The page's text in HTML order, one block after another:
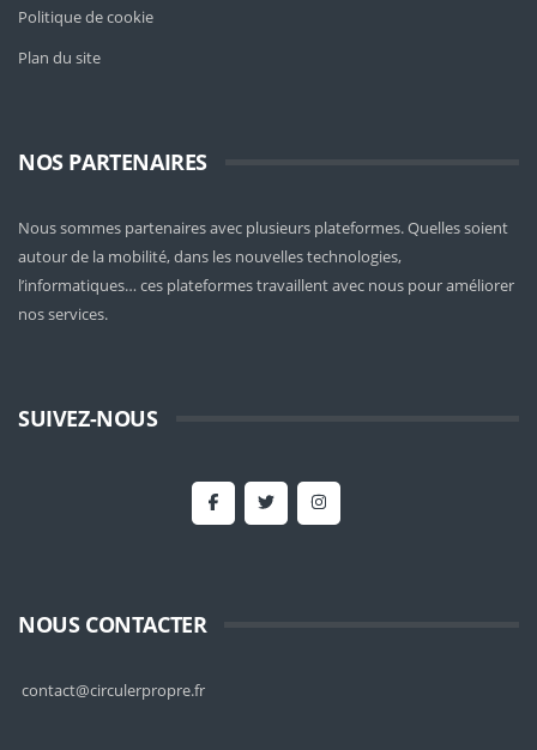
Politique de cookie
Plan du site
NOS PARTENAIRES
Nous sommes partenaires avec plusieurs plateformes. Quelles soient
autour de la mobilité, dans les nouvelles technologies,
l’informatiques… ces plateformes travaillent avec nous pour améliorer
nos services.
SUIVEZ-NOUS
NOUS CONTACTER
contact@circulerpropre.fr